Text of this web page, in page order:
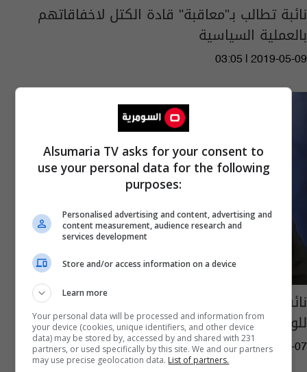
نائبة تطالب بـ"معاقبة" قادة الكتل لاخفاقاتهم
بالعملية السياسية
03:05 | 2019-05-09
نائب: ندعم الاسماء التي سيقدمها عبد المهدي
للوزارات المتبقية ولكن بشرط
12:16 | 2019-04-07
Alsumaria TV asks for your consent to
use your personal data for the following
purposes:
Personalised advertising and content, advertising and
content measurement, audience research and
services development
Store and/or access information on a device
Learn more
Your personal data will be processed and information from
your device (cookies, unique identifiers, and other device
data) may be stored by, accessed by and shared with 231
partners, or used specifically by this site. We and our partners
may use precise geolocation data. List of partners.